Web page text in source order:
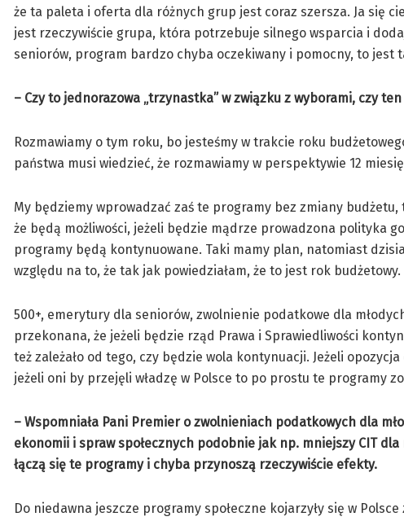
że ta paleta i oferta dla różnych grup jest coraz szersza. Ja się
jest rzeczywiście grupa, która potrzebuje silnego wsparcia i
seniorów, program bardzo chyba oczekiwany i pomocny, to jest
– Czy to jednorazowa „trzynastka” w związku z wyborami, czy
Rozmawiamy o tym roku, bo jesteśmy w trakcie roku
państwa musi wiedzieć, że rozmawiamy w perspektywie 12
My będziemy wprowadzać zaś te programy bez zmiany
że będą możliwości, jeżeli będzie mądrze prowadzona polityka
programy będą kontynuowane. Taki mamy plan, natomiast
względu na to, że tak jak powiedziałam, że to jest rok budżetowy.
500+, emerytury dla seniorów, zwolnienie podatkowe dla
przekonana, że jeżeli będzie rząd Prawa i Sprawiedliwości
też zależało od tego, czy będzie wola kontynuacji. Jeżeli
jeżeli oni by przejęli władzę w Polsce to po prostu te programy
– Wspomniała Pani Premier o zwolnieniach podatkowych dla
ekonomii i spraw społecznych podobnie jak np. mniejszy CIT
łączą się te programy i chyba przynoszą rzeczywiście efekty.
Do niedawna jeszcze programy społeczne kojarzyły się w